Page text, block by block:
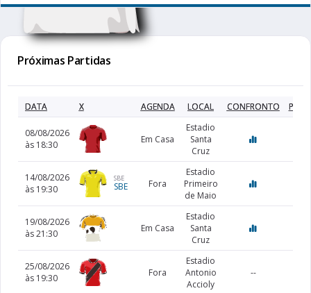
Próximas Partidas
DATA X AGENDA LOCAL CONFRONTO
08/08/2026
às 18:30
Em Casa
Estadio
Santa
Cruz
14/08/2026
às 19:30
SBE
SBE Fora
Estadio
Primeiro
de Maio
19/08/2026
às 21:30
Em Casa
Estadio
Santa
Cruz
25/08/2026
às 19:30
Fora
Estadio
Antonio
Accioly
--